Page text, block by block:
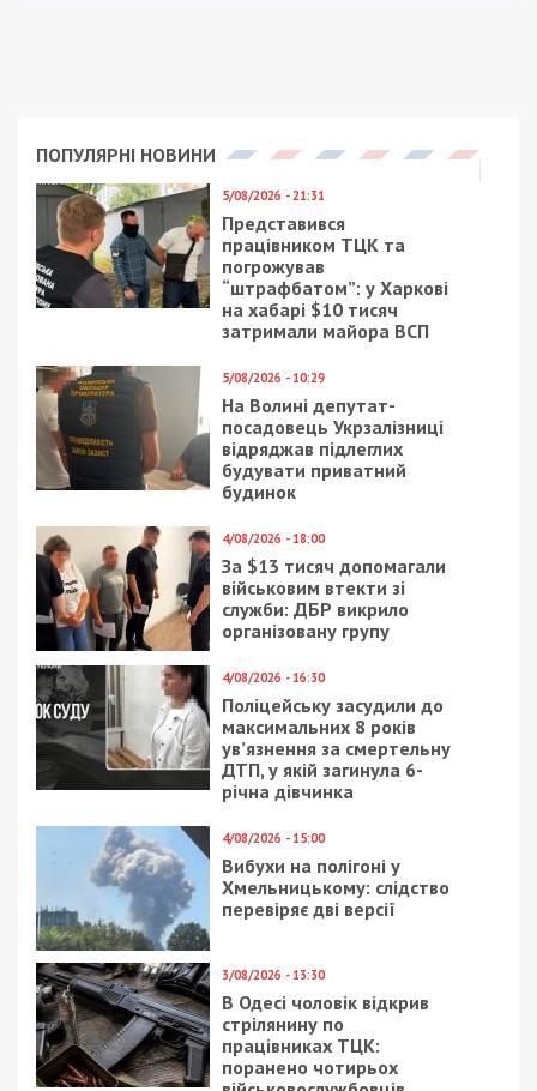
Гроші передавали у два етапи. Отримавши перші
100 тисяч гривень, чиновник підготував
результати перевірки без суттєвих порушень. За
другою частиною хабаря (200 тисяч гривень) він
на роботу не вийшов, наказавши фермеру
приїхати до нього додому.
Під час зустрічі з’ясувалося, що чиновник
перебував у стані сильного алкогольного
сп’яніння. Правоохоронці затримали фігуранта
безпосередньо біля його помешкання одразу
після отримання коштів.